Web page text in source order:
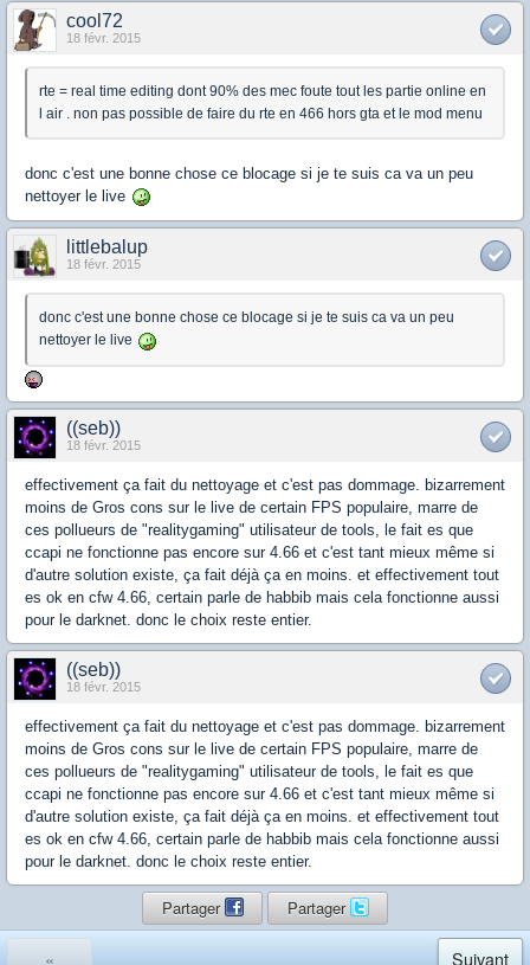
cool72
18 févr. 2015
rte = real time editing dont 90% des mec foute tout les partie online en
l air . non pas possible de faire du rte en 466 hors gta et le mod menu
donc c'est une bonne chose ce blocage si je te suis ca va un peu
nettoyer le live
littlebalup
18 févr. 2015
donc c'est une bonne chose ce blocage si je te suis ca va un peu
nettoyer le live
((seb))
18 févr. 2015
effectivement ça fait du nettoyage et c'est pas dommage. bizarrement
moins de Gros cons sur le live de certain FPS populaire, marre de
ces pollueurs de "realitygaming" utilisateur de tools, le fait es que
ccapi ne fonctionne pas encore sur 4.66 et c'est tant mieux même si
d'autre solution existe, ça fait déjà ça en moins. et effectivement tout
es ok en cfw 4.66, certain parle de habbib mais cela fonctionne aussi
pour le darknet. donc le choix reste entier.
((seb))
18 févr. 2015
effectivement ça fait du nettoyage et c'est pas dommage. bizarrement
moins de Gros cons sur le live de certain FPS populaire, marre de
ces pollueurs de "realitygaming" utilisateur de tools, le fait es que
ccapi ne fonctionne pas encore sur 4.66 et c'est tant mieux même si
d'autre solution existe, ça fait déjà ça en moins. et effectivement tout
es ok en cfw 4.66, certain parle de habbib mais cela fonctionne aussi
pour le darknet. donc le choix reste entier.
Partager Partager
« Suivant